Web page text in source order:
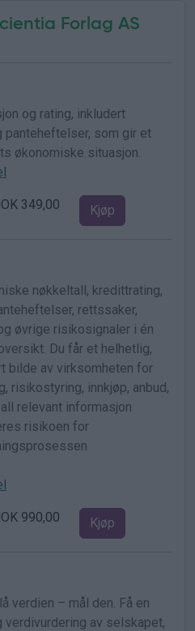
Forlag AS
og rating, inkludert
panteheftelser, som gir et
økonomiske situasjon.
349,00 Kjøp
nøkkeltall, kredittrating,
rettssaker,
øvrige risikosignaler i én
Du får et helhetlig,
bilde av virksomheten for
risikostyring, innkjøp, anbud,
relevant informasjon
risikoen for
990,00 Kjøp
verdien – mål den. Få en
av selskapet,